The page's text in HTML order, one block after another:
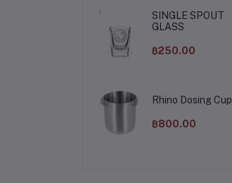
SINGLE SPOUT
GLASS
฿250.00
Rhino Dosing Cup
฿800.00